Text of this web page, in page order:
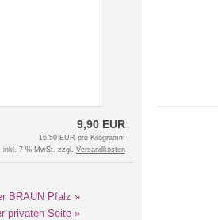
9,90 EUR
16,50 EUR pro Kilogramm
inkl. 7 % MwSt. zzgl. Versandkosten
BRAUN Pfalz »
privaten Seite »